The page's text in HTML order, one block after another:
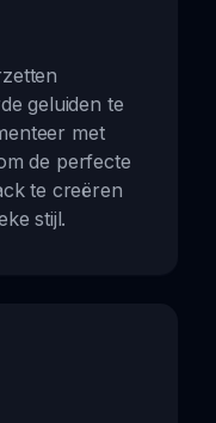
geluiden te
met
de perfecte
te creëren
stijl.